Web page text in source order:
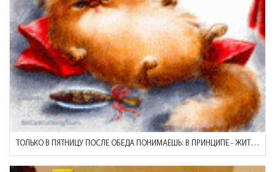
ТОЛЬКО В ПЯТНИЦУ ПОСЛЕ ОБЕДА ПОНИМАЕШЬ: В ПРИНЦИПЕ - ЖИТЬ МОЖНО